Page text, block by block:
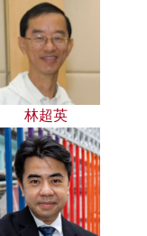
林超英